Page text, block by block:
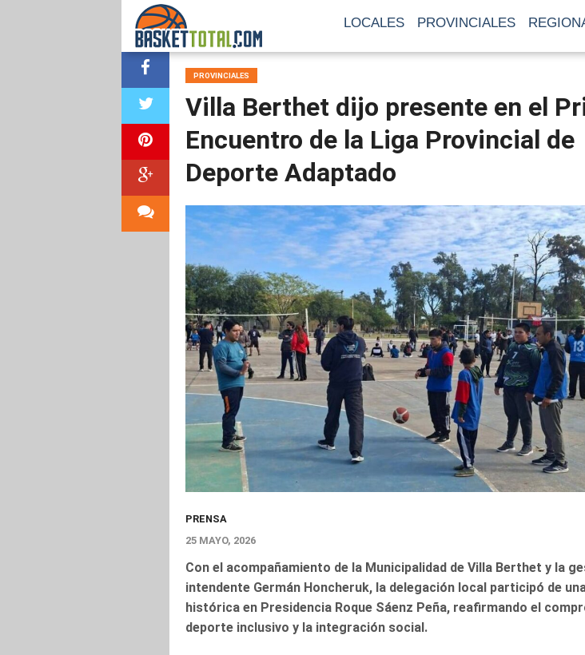
LOCALES PROVINCIALES
PROVINCIALES
Villa Berthet dijo presente en el
Encuentro de la Liga Provincial de
Deporte Adaptado
PRENSA
25 MAYO, 2026
Con el acompañamiento de la Municipalidad de Villa Berthet y la
intendente Germán Honcheruk, la delegación local participó de
histórica en Presidencia Roque Sáenz Peña, reafirmando el
deporte inclusivo y la integración social.